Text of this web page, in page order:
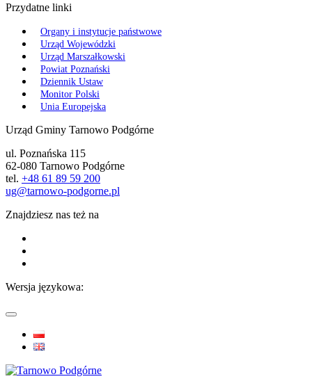
Przydatne linki
Organy i instytucje państwowe
Urząd Wojewódzki
Urząd Marszałkowski
Powiat Poznański
Dziennik Ustaw
Monitor Polski
Unia Europejska
Urząd Gminy Tarnowo Podgórne
ul. Poznańska 115
62-080 Tarnowo Podgórne
tel. +48 61 89 59 200
ug@tarnowo-podgorne.pl
Znajdziesz nas też na
Wersja językowa: